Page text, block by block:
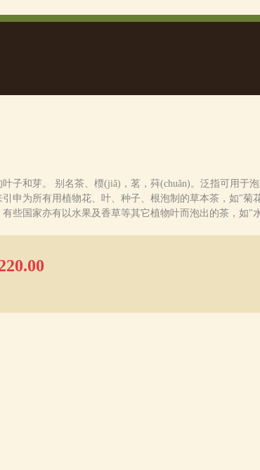
子和芽。 别名茶、槚(jiǎ)，茗，荈(chuǎn)。泛指可用于
申为所有用植物花、叶、种子、根泡制的草本茶，如"
些国家亦有以水果及香草等其它植物叶而泡出的茶，如"